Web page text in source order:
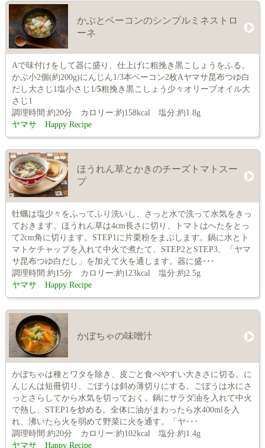
かぶとベーコンのシンプルミネストロ
ーネ
Aで味付けをして器に盛り、仕上げに粗挽き黒こしょうをふる。
かぶ小2個(約200g)にんじん1/3本ベーコン2枚Aヤマサ昆布つゆ白
だし大さじ1塩小さじ1/5粗挽き黒こしょう少々オリーブオイル大
さじ1
調理時間:約20分 カロリー:約158kcal 塩分:約1.8g
ヤマサ Happy Recipe
ほうれん草とかきのチーズトマトスー
プ
牡蠣は塩少々をふってふり洗いし、さっと水で洗って水気をきっ
ておきます。ほうれん草は4cm長さに切り、トマトはへたをとっ
て2cm角に切ります。STEP1に片栗粉をまぶします。鍋に水とト
マトケチャップを入れて中火で煮たて、STEP2とSTEP3、「ヤマ
サ昆布つゆ白だし」を加えて火を通します。器に盛･･･
調理時間:約15分 カロリー:約123kcal 塩分:約2.5g
ヤマサ Happy Recipe
かぼちゃの味噌汁
かぼちゃは種とワタを除き、皮ごと食べやすい大きさに切る。に
んじんは短冊切り、ごぼうは斜め薄切りにする。ごぼうは水にさ
っとさらしてから水気を切っておく。鍋にサラダ油を入れて中火
で熱し、STEP1を炒める。全体に油がまわったら水400mlを入
れ、沸いたら火を弱めて野菜に火を通す。「ヤ･･･
調理時間:約20分 カロリー:約102kcal 塩分:約1.4g
ヤマサ Happy Recipe